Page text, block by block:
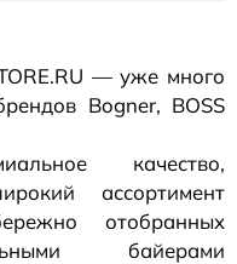
— уже много
Bogner, BOSS
качество,
ассортимент
отобранных
байерами